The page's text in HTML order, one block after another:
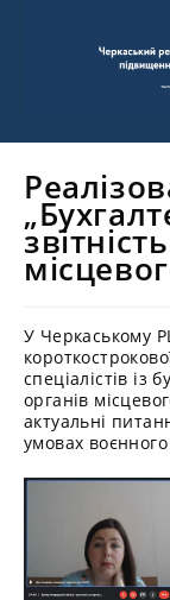
У Черкаському
спеціалістів із
органів
актуальні
умовах воєнного